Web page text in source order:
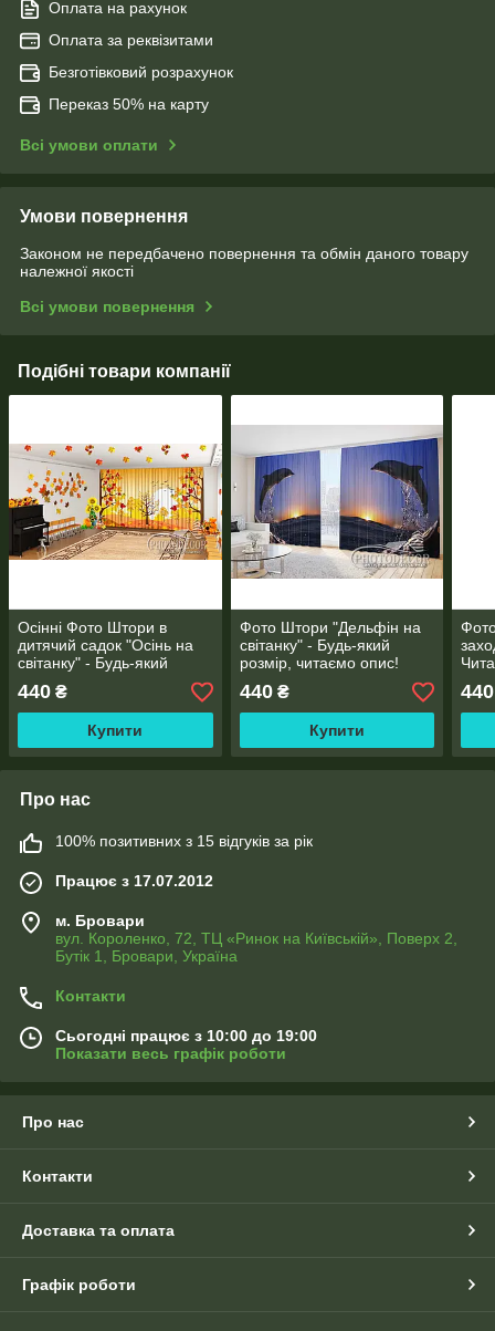
Оплата на рахунок
Оплата за реквізитами
Безготівковий розрахунок
Переказ 50% на карту
Всі умови оплати
Умови повернення
Законом не передбачено повернення та обмін даного товару
належної якості
Всі умови повернення
Подібні товари компанії
Осінні Фото Штори в
дитячий садок "Осінь на
світанку" - Будь-який
440 ₴
Купити
Фото Штори "Дельфін на
світанку" - Будь-який
розмір, читаємо опис!
440₴
Купити
440
Про нас
100% позитивних з 15 відгуків за рік
Працює з 17.07.2012
м. Бровари
вул. Короленко, 72, ТЦ «Ринок на Київській», Поверх 2,
Бутік 1, Бровари, Україна
Контакти
Сьогодні працює з 10:00 до 19:00
Показати весь графік роботи
Про нас
Контакти
Доставка та оплата
Графік роботи